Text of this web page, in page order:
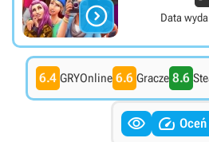
 Data
6.4 GRYOnline 6.6 Gracze 8.6
  Oceń